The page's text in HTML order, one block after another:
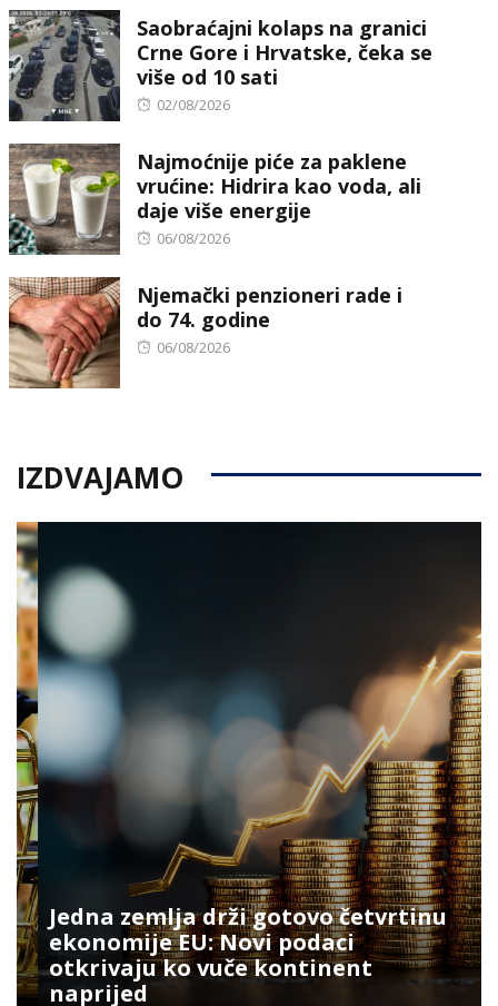
Saobraćajni kolaps na granici
Crne Gore i Hrvatske, čeka se
više od 10 sati
Posted
02/08/2026
Najmoćnije piće za paklene
vrućine: Hidrira kao voda, ali
daje više energije
Posted
06/08/2026
Njemački penzioneri rade i
do 74. godine
Posted
06/08/2026
IZDVAJAMO
Jedna zemlja drži gotovo četvrtinu
ekonomije EU: Novi podaci
otkrivaju ko vuče kontinent
naprijed